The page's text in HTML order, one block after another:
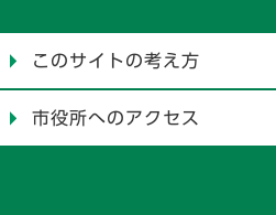
このサイトの考え方
市役所へのアクセス